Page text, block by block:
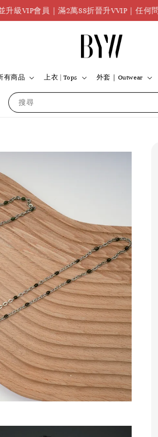
員｜滿2萬88折晉升VVIP｜任何問題請洽
搜尋
有商品 上衣 | Tops 外套｜Outwear